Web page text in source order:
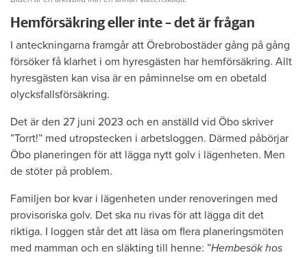
Hemförsäkring eller inte – det är frågan
I anteckningarna framgår att Örebrobostäder gång på gång
försöker få klarhet i om hyresgästen har hemförsäkring. Allt
hyresgästen kan visa är en påminnelse om en obetald
olycksfallsförsäkring.
Det är den 27 juni 2023 och en anställd vid Öbo skriver
”Torrt!” med utropstecken i arbetsloggen. Därmed påbörjar
Öbo planeringen för att lägga nytt golv i lägenheten. Men
de stöter på problem.
Familjen bor kvar i lägenheten under renoveringen med
provisoriska golv. Det ska nu rivas för att lägga dit det
riktiga. I loggen står det att läsa om flera planeringsmöten
med mamman och en släkting till henne: ”Hembesök hos